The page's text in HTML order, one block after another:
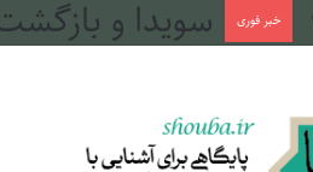
خبر فوری طهران، میان